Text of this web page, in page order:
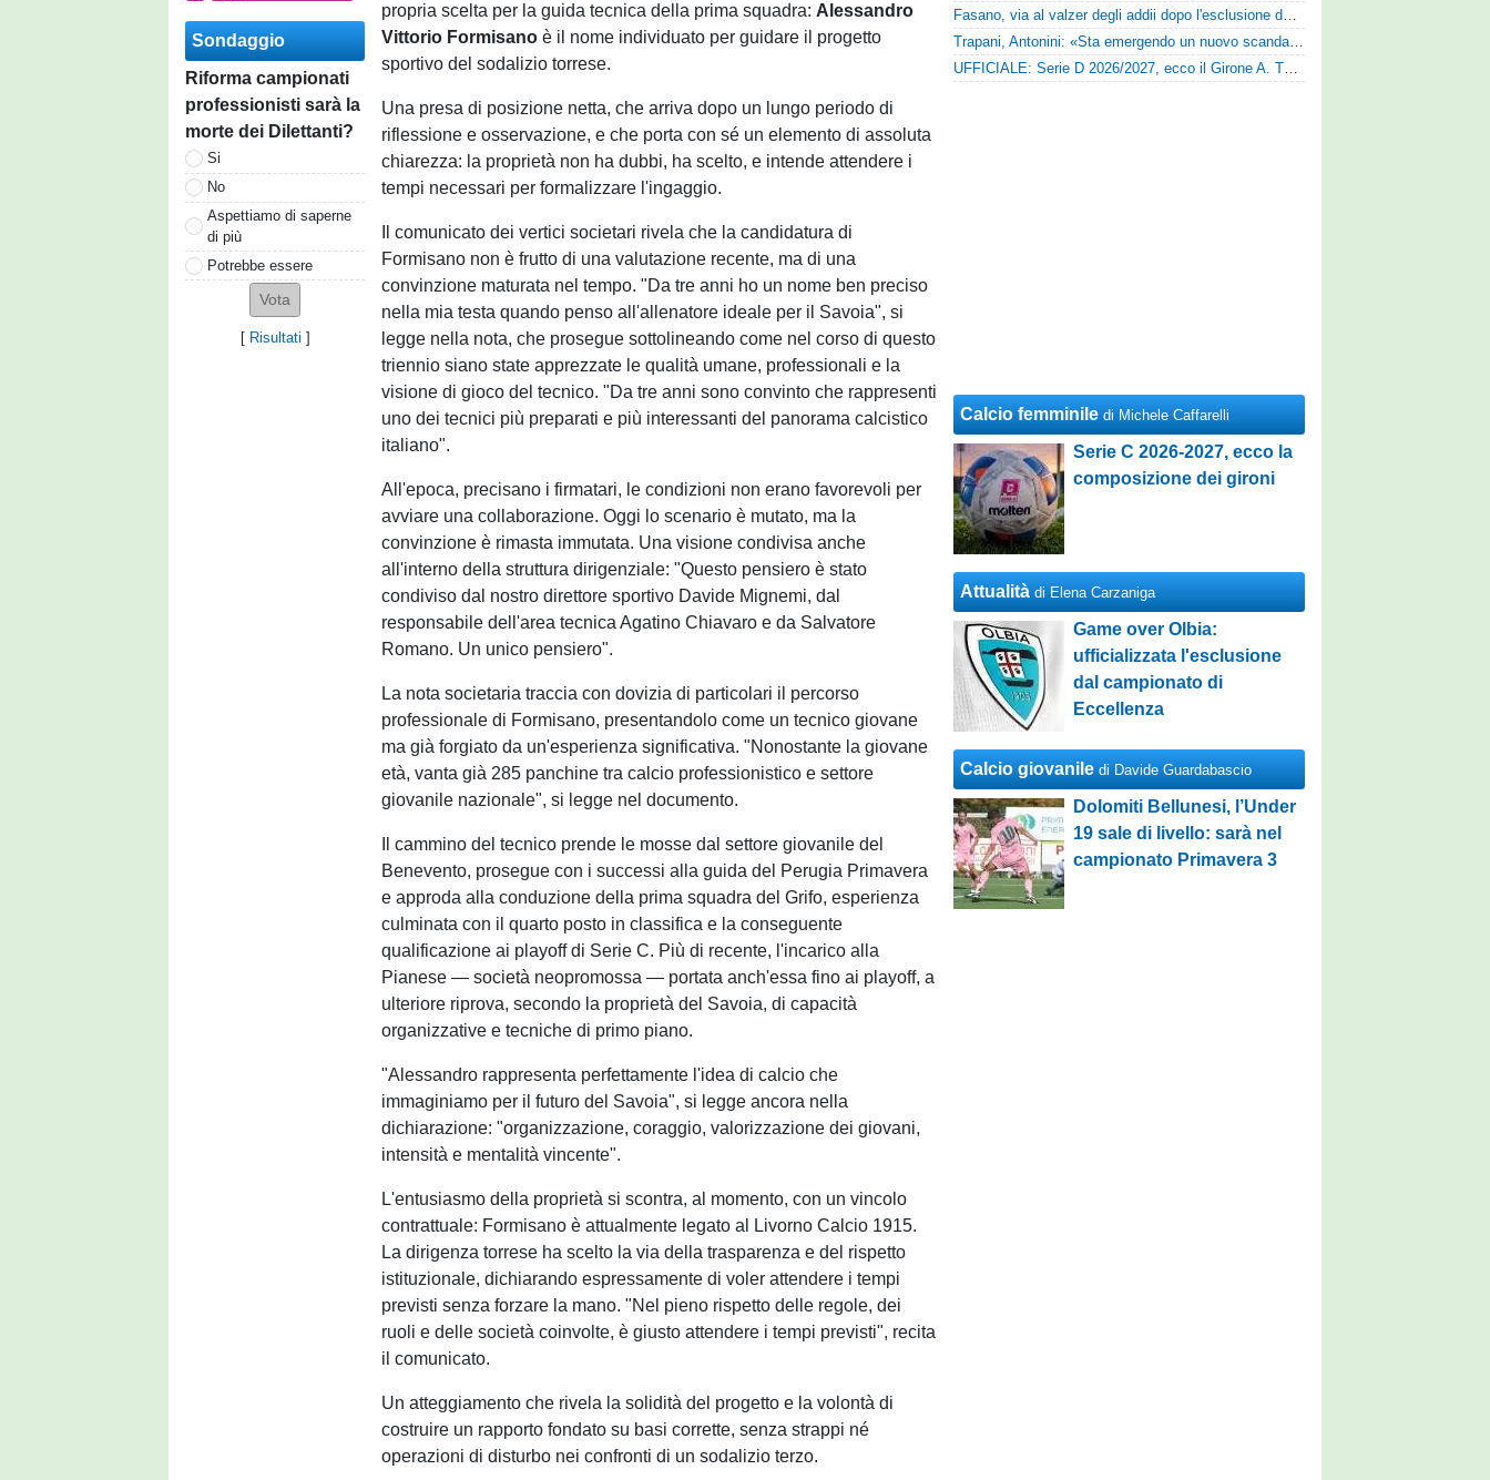
Sondaggio
Riforma campionati
professionisti sarà la
morte dei Dilettanti?
Si
No
Aspettiamo di saperne
di più
Potrebbe essere
[ Risultati ]
propria scelta per la guida tecnica della prima squadra: Alessandro
Vittorio Formisanoè il nome individuato per guidare il progetto
sportivo del sodalizio torrese.
Una presa di posizione netta, che arriva dopo un lungo periodo di
riflessione e osservazione, e che porta con sé un elemento di assoluta
chiarezza: la proprietà non ha dubbi, ha scelto, e intende attendere i
tempi necessari per formalizzare l'ingaggio.
Il comunicato dei vertici societari rivela che la candidatura di
Formisano non è frutto di una valutazione recente, ma di una
convinzione maturata nel tempo. "Da tre anni ho un nome ben preciso
nella mia testa quando penso all'allenatore ideale per il Savoia", si
legge nella nota, che prosegue sottolineando come nel corso di questo
triennio siano state apprezzate le qualità umane, professionali e la
visione di gioco del tecnico. "Da tre anni sono convinto che rappresenti
uno dei tecnici più preparati e più interessanti del panorama calcistico
italiano".
All'epoca, precisano i firmatari, le condizioni non erano favorevoli per
avviare una collaborazione. Oggi lo scenario è mutato, ma la
convinzione è rimasta immutata. Una visione condivisa anche
all'interno della struttura dirigenziale: "Questo pensiero è stato
condiviso dal nostro direttore sportivo Davide Mignemi, dal
responsabile dell'area tecnica Agatino Chiavaro e da Salvatore
Romano. Un unico pensiero".
La nota societaria traccia con dovizia di particolari il percorso
professionale di Formisano, presentandolo come un tecnico giovane
ma già forgiato da un'esperienza significativa. "Nonostante la giovane
età, vanta già 285 panchine tra calcio professionistico e settore
giovanile nazionale", si legge nel documento.
Il cammino del tecnico prende le mosse dal settore giovanile del
Benevento, prosegue con i successi alla guida del Perugia Primavera
e approda alla conduzione della prima squadra del Grifo, esperienza
culminata con il quarto posto in classifica e la conseguente
qualificazione ai playoff di Serie C. Più di recente, l'incarico alla
Pianese — società neopromossa — portata anch'essa fino ai playoff, a
ulteriore riprova, secondo la proprietà del Savoia, di capacità
organizzative e tecniche di primo piano.
"Alessandro rappresenta perfettamente l'idea di calcio che
immaginiamo per il futuro del Savoia", si legge ancora nella
dichiarazione: "organizzazione, coraggio, valorizzazione dei giovani,
intensità e mentalità vincente".
L'entusiasmo della proprietà si scontra, al momento, con un vincolo
contrattuale: Formisano è attualmente legato al Livorno Calcio 1915.
La dirigenza torrese ha scelto la via della trasparenza e del rispetto
istituzionale, dichiarando espressamente di voler attendere i tempi
previsti senza forzare la mano. "Nel pieno rispetto delle regole, dei
ruoli e delle società coinvolte, è giusto attendere i tempi previsti", recita
il comunicato.
Un atteggiamento che rivela la solidità del progetto e la volontà di
costruire un rapporto fondato su basi corrette, senza strappi né
operazioni di disturbo nei confronti di un sodalizio terzo.
Fasano, via al valzer degli addii dopo l'esclusione dalla Serie D: Salzano verso una big campana
Trapani, Antonini: «Sta emergendo un nuovo scandalo»
UFFICIALE: Serie D 2026/2027, ecco il Girone A. Tutte le squadre
Calcio femminile di Michele Caffarelli
Serie C 2026-2027, ecco la
composizione dei gironi
Attualità di Elena Carzaniga
Game over Olbia:
ufficializzata l'esclusione
dal campionato di
Eccellenza
Calcio giovanile di Davide Guardabascio
Dolomiti Bellunesi, l’Under
19 sale di livello: sarà nel
campionato Primavera 3